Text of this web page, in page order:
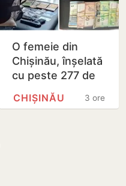
O femeie din
Chișinău, înșelată
cu peste 277 de
mii de lei printr-o
falsă platformă de
3 ore
CHIȘINĂU